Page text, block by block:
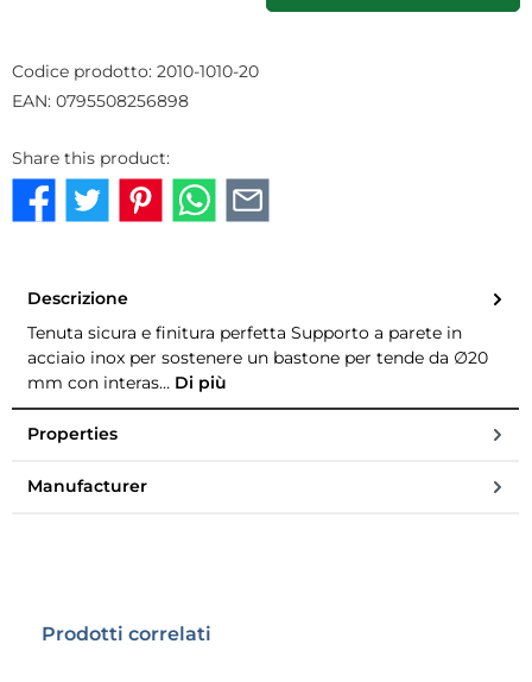
Codice prodotto: 2010-1010-20
EAN: 0795508256898
Share this product:
Descrizione
Tenuta sicura e finitura perfetta Supporto a parete in
acciaio inox per sostenere un bastone per tende da ∅20
mm con interas… Di più
Properties
Manufacturer
Salta la galleria dei prodotti
Prodotti correlati